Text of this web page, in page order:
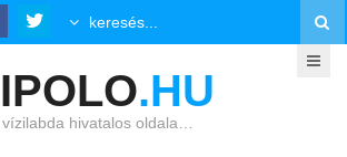
.HU
hivatalos oldala…